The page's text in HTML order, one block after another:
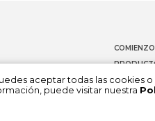
COMIENZO
SOBRE
aceptar todas las cookies o
puede visitar nuestra